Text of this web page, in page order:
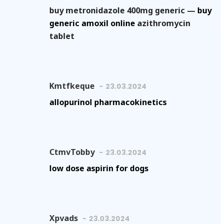
buy metronidazole 400mg generic — buy
generic amoxil online azithromycin
tablet
Kmtfkeque 23.03.2024
allopurinol pharmacokinetics
CtmvTobby 23.03.2024
low dose aspirin for dogs
Xpvads 23.03.2024